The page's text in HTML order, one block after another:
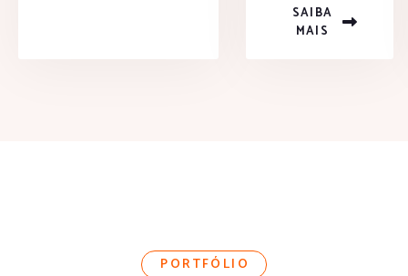
SAIBA
MAIS
PORTFÓLIO